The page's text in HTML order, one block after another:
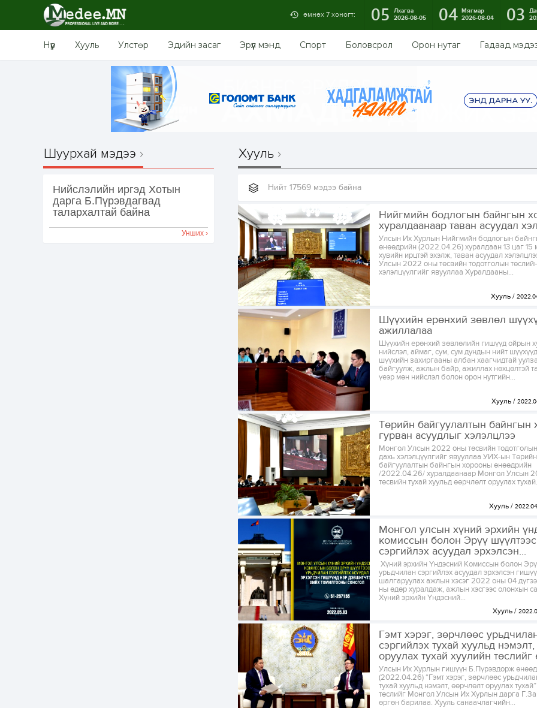
өмнөх 7 хоногт: 05
Лхагва
2026-08-05
04 Мягмар
2026-08-04
03
Нүүр Хууль Улстөр Эдийн засаг Эрүүл мэнд Спорт Боловсрол Орон нутаг Гадаад
Шуурхай мэдээ
Нийслэлийн иргэд Хотын
дарга Б.Пүрэвдагвад
талархалтай байна
Унших ›
Хууль
Нийт 17569 мэдээ байна
Нийгмийн бодлогын байнгын
хуралдаанаар таван асуудал
Улсын Их Хурлын Нийгмийн бодлогын
өнөөдрийн (2022.04.26) хуралдаан 13 цаг 15
хувийн ирцтэй эхэлж, таван асуудал
Улсын 2022 оны төсвийн тодотголын
хэлэлцүүлгийг явууллаа Хуралдааны...
Хууль
Шүүхийн ерөнхий зөвлөл
ажиллалаа
Шүүхийн ерөнхий зөвлөлийн гишүүд ойрын
нийслэл, аймаг, сум, сум дундын нийт
шүүхийн захиргааны албан хаагчидтай
байгуулж, ажлын байр, ажиллах нөхцөлтэй
үеэр мөн нийслэл болон орон нутгийн...
Хууль
Төрийн байгуулалтын байнгын
гурван асуудлыг хэлэлцлээ
Монгол Улсын 2022 оны төсвийн
дахь хэлэлцүүлгийг явууллаа УИХ-ын Төрийн
байгуулалтын байнгын хорооны өнөөдрийн
/2022.04.26/ хуралдаанаар Монгол Улсын
төсвийн тухай хуульд өөрчлөлт оруулах
Хууль
Монгол улсын хүний эрхийн
комиссын болон Эрүү
сэргийлэх асуудал эрхэлсэн...
Хүний эрхийн Үндэсний Комиссын болон
урьдчилан сэргийлэх асуудал эрхэлсэн
шалгаруулах ажлын хэсэг 2022 оны 04
ны өдөр хуралдаж, ажлын хэсгээс олонхын
Хүний эрхийн Үндэсний...
Хууль
Гэмт хэрэг, зөрчлөөс
сэргийлэх тухай хуульд
оруулах тухай хуулийн төслийг
Улсын Их Хурлын гишүүн Б.Пүрэвдорж
(2022.04.26) “Гэмт хэрэг, зөрчлөөс
тухай хуульд нэмэлт, өөрчлөлт оруулах
төслийг Монгол Улсын Их Хурлын дарга
өргөн барилаа. Хууль санаачлагчийн...